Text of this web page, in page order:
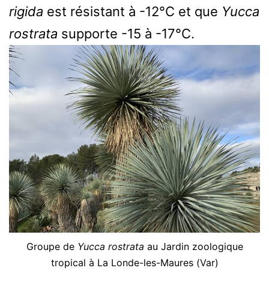
rigida est résistant à -12°C et que Yucca
rostrata supporte -15 à -17°C.
Groupe de Yucca rostrata au Jardin zoologique
tropical à La Londe-les-Maures (Var)